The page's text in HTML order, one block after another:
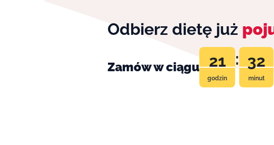
Odbierz dietę już
Zamów w ciągu 21
godzin
: 32
minut